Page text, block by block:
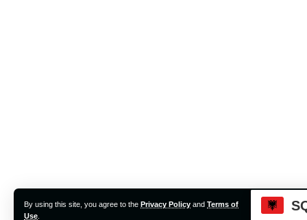
By using this site, you agree to the Privacy Policy and Terms of
Use